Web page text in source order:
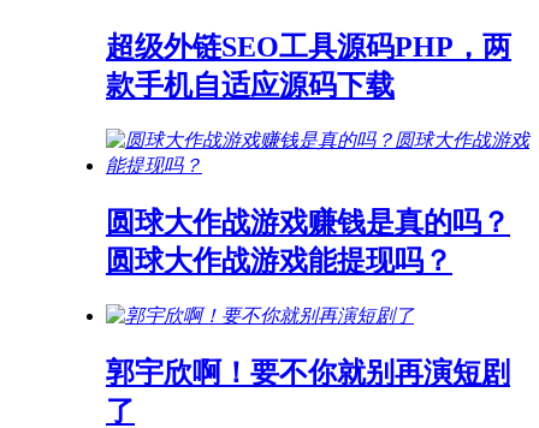
超级外链SEO工具源码PHP，两
款手机自适应源码下载
圆球大作战游戏赚钱是真的吗？
圆球大作战游戏能提现吗？
郭宇欣啊！要不你就别再演短剧
了